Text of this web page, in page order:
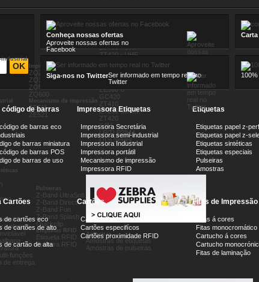
industrial
Impressora portátil
ZQ200
ZQ300
ZQ500
ZQ600
Mecanismo de impressão
ZE511
ZE521
Impressora RFID
ZD500 - UHF
ZT400 - UHF
ZT420 - UHF
R110Xi4
ZE500 - UHF
Impressoras paradas
ZE500-4
ZE500-6
GC420
ZT410
ZT200 Series
ZT420
S4M
LP/TLP2844
QLn Series
...
plantas
funções
de entrega
Pulseiras
Z-Band UltraSoft
Z-Band Direct
Z-Band Fun
Z-Band Splash
Quickclip
Etiquetas RFID
Etiqueta RFID
Pulseira RFID
Amostras
Amostras de etiquetas
Amostras de pulseiras
Conheça nossas ofertas
Aproveite nossas ofertas no
Facebook
Siga-nos no TwitterSer informado em tempo real no
Twitter
código de barras
de barras eco
de barras miniatura
de barras POS
de barras de uso
Impressora Etiquetas
Impressora Secretária
Impressora semi-industrial
Impressora Industrial
Impressora portátil
Mecanismo de impressão
Impressora RFID
Etiquetas
Etiquetas papel z-
Etiquetas papel z-
Etiquetas sintéticas
Etiquetas especiais
Pulseiras
Amostras
Cartões
de cartões eco
de cartões de alto
de cartão de alta
Cartões
Cartões branco
Cartões especifícos
Cartões proximidade RFID
Fitas de Impressão
Fitas á cores
Fitas monocromático
Cartucho á cores
Cartucho
Fitas de laminação